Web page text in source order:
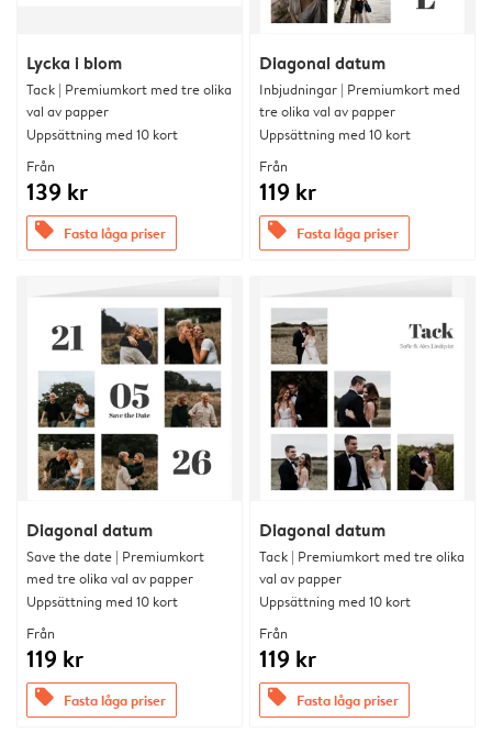
Lycka i blom
Tack | Premiumkort med tre olika
val av papper
Uppsättning med 10 kort
Från
139 kr
offers Fasta låga priser
Diagonal datum
Inbjudningar | Premiumkort med
tre olika val av papper
Uppsättning med 10 kort
Från
119 kr
offers Fasta låga priser
Diagonal datum
Save the date | Premiumkort
med tre olika val av papper
Uppsättning med 10 kort
Från
119 kr
offers Fasta låga priser
Diagonal datum
Tack | Premiumkort med tre olika
val av papper
Uppsättning med 10 kort
Från
119 kr
offers Fasta låga priser